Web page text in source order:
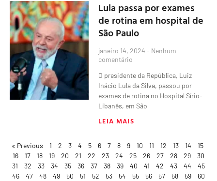
Lula passa por exames
de rotina em hospital de
São Paulo
janeiro 14, 2024 Nenhum
comentário
O presidente da República, Luiz
Inácio Lula da Silva, passou por
exames de rotina no Hospital Sírio-
Libanês, em São
LEIA MAIS
« Previous 1 2 3 4 5 6 7 8 9 10 11 12 13 14
15
16
17 18 19 20 21 22 23 24 25 26 27 28 29
30
31
32 33 34 35 36 37 38 39 40 41 42 43 44
45
46
47 48 49 50 51 52 53 54 55 56 57 58 59
60